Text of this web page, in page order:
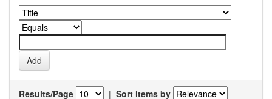
Results/Page | Sort items by